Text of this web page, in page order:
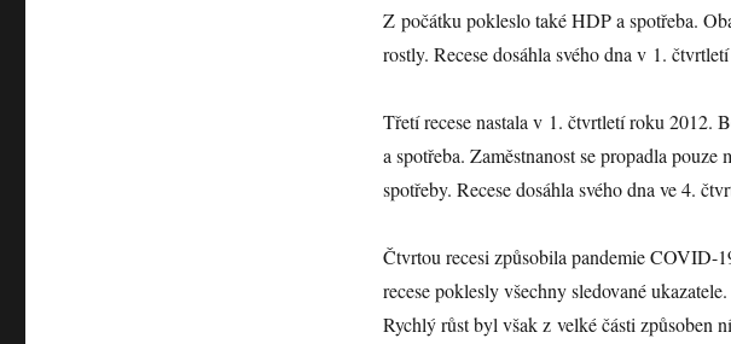
Z počátku pokleslo také HDP a spotřeba.
rostly. Recese dosáhla svého dna v 1.
Třetí recese nastala v 1. čtvrtletí roku 2012.
a spotřeba. Zaměstnanost se propadla
spotřeby. Recese dosáhla svého dna ve 4.
Čtvrtou recesi způsobila pandemie COVID-
recese poklesly všechny sledované
Rychlý růst byl však z velké části způsoben